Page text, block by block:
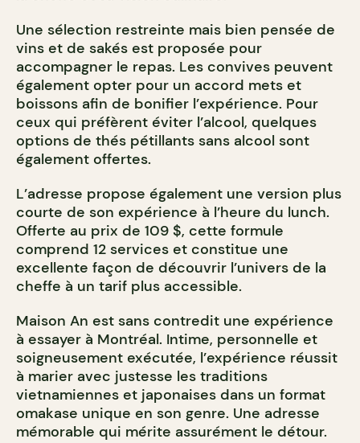
Une sélection restreinte mais bien pensée de
vins et de sakés est proposée pour
accompagner le repas. Les convives peuvent
également opter pour un accord mets et
boissons afin de bonifier l’expérience. Pour
ceux qui préfèrent éviter l’alcool, quelques
options de thés pétillants sans alcool sont
également offertes.
L’adresse propose également une version plus
courte de son expérience à l’heure du lunch.
Offerte au prix de 109 $, cette formule
comprend 12 services et constitue une
excellente façon de découvrir l’univers de la
cheffe à un tarif plus accessible.
Maison An est sans contredit une expérience
à essayer à Montréal. Intime, personnelle et
soigneusement exécutée, l’expérience réussit
à marier avec justesse les traditions
vietnamiennes et japonaises dans un format
omakase unique en son genre. Une adresse
mémorable qui mérite assurément le détour.